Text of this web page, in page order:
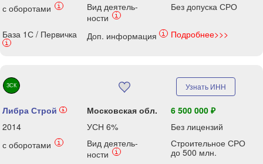
с оборотами
i
Вид деятель-
ности
i
Без допуска СРО
База 1С / Первичка
i
Доп. информация i Подробнее>>>
ЗСК Узнать ИНН
Либра Строй i Московская обл.
6 500 000 ₽
2014
УСН 6%
Без лицензий
с оборотами
i
Вид деятель-
ности
i
Строительное СРО
до 500 млн.